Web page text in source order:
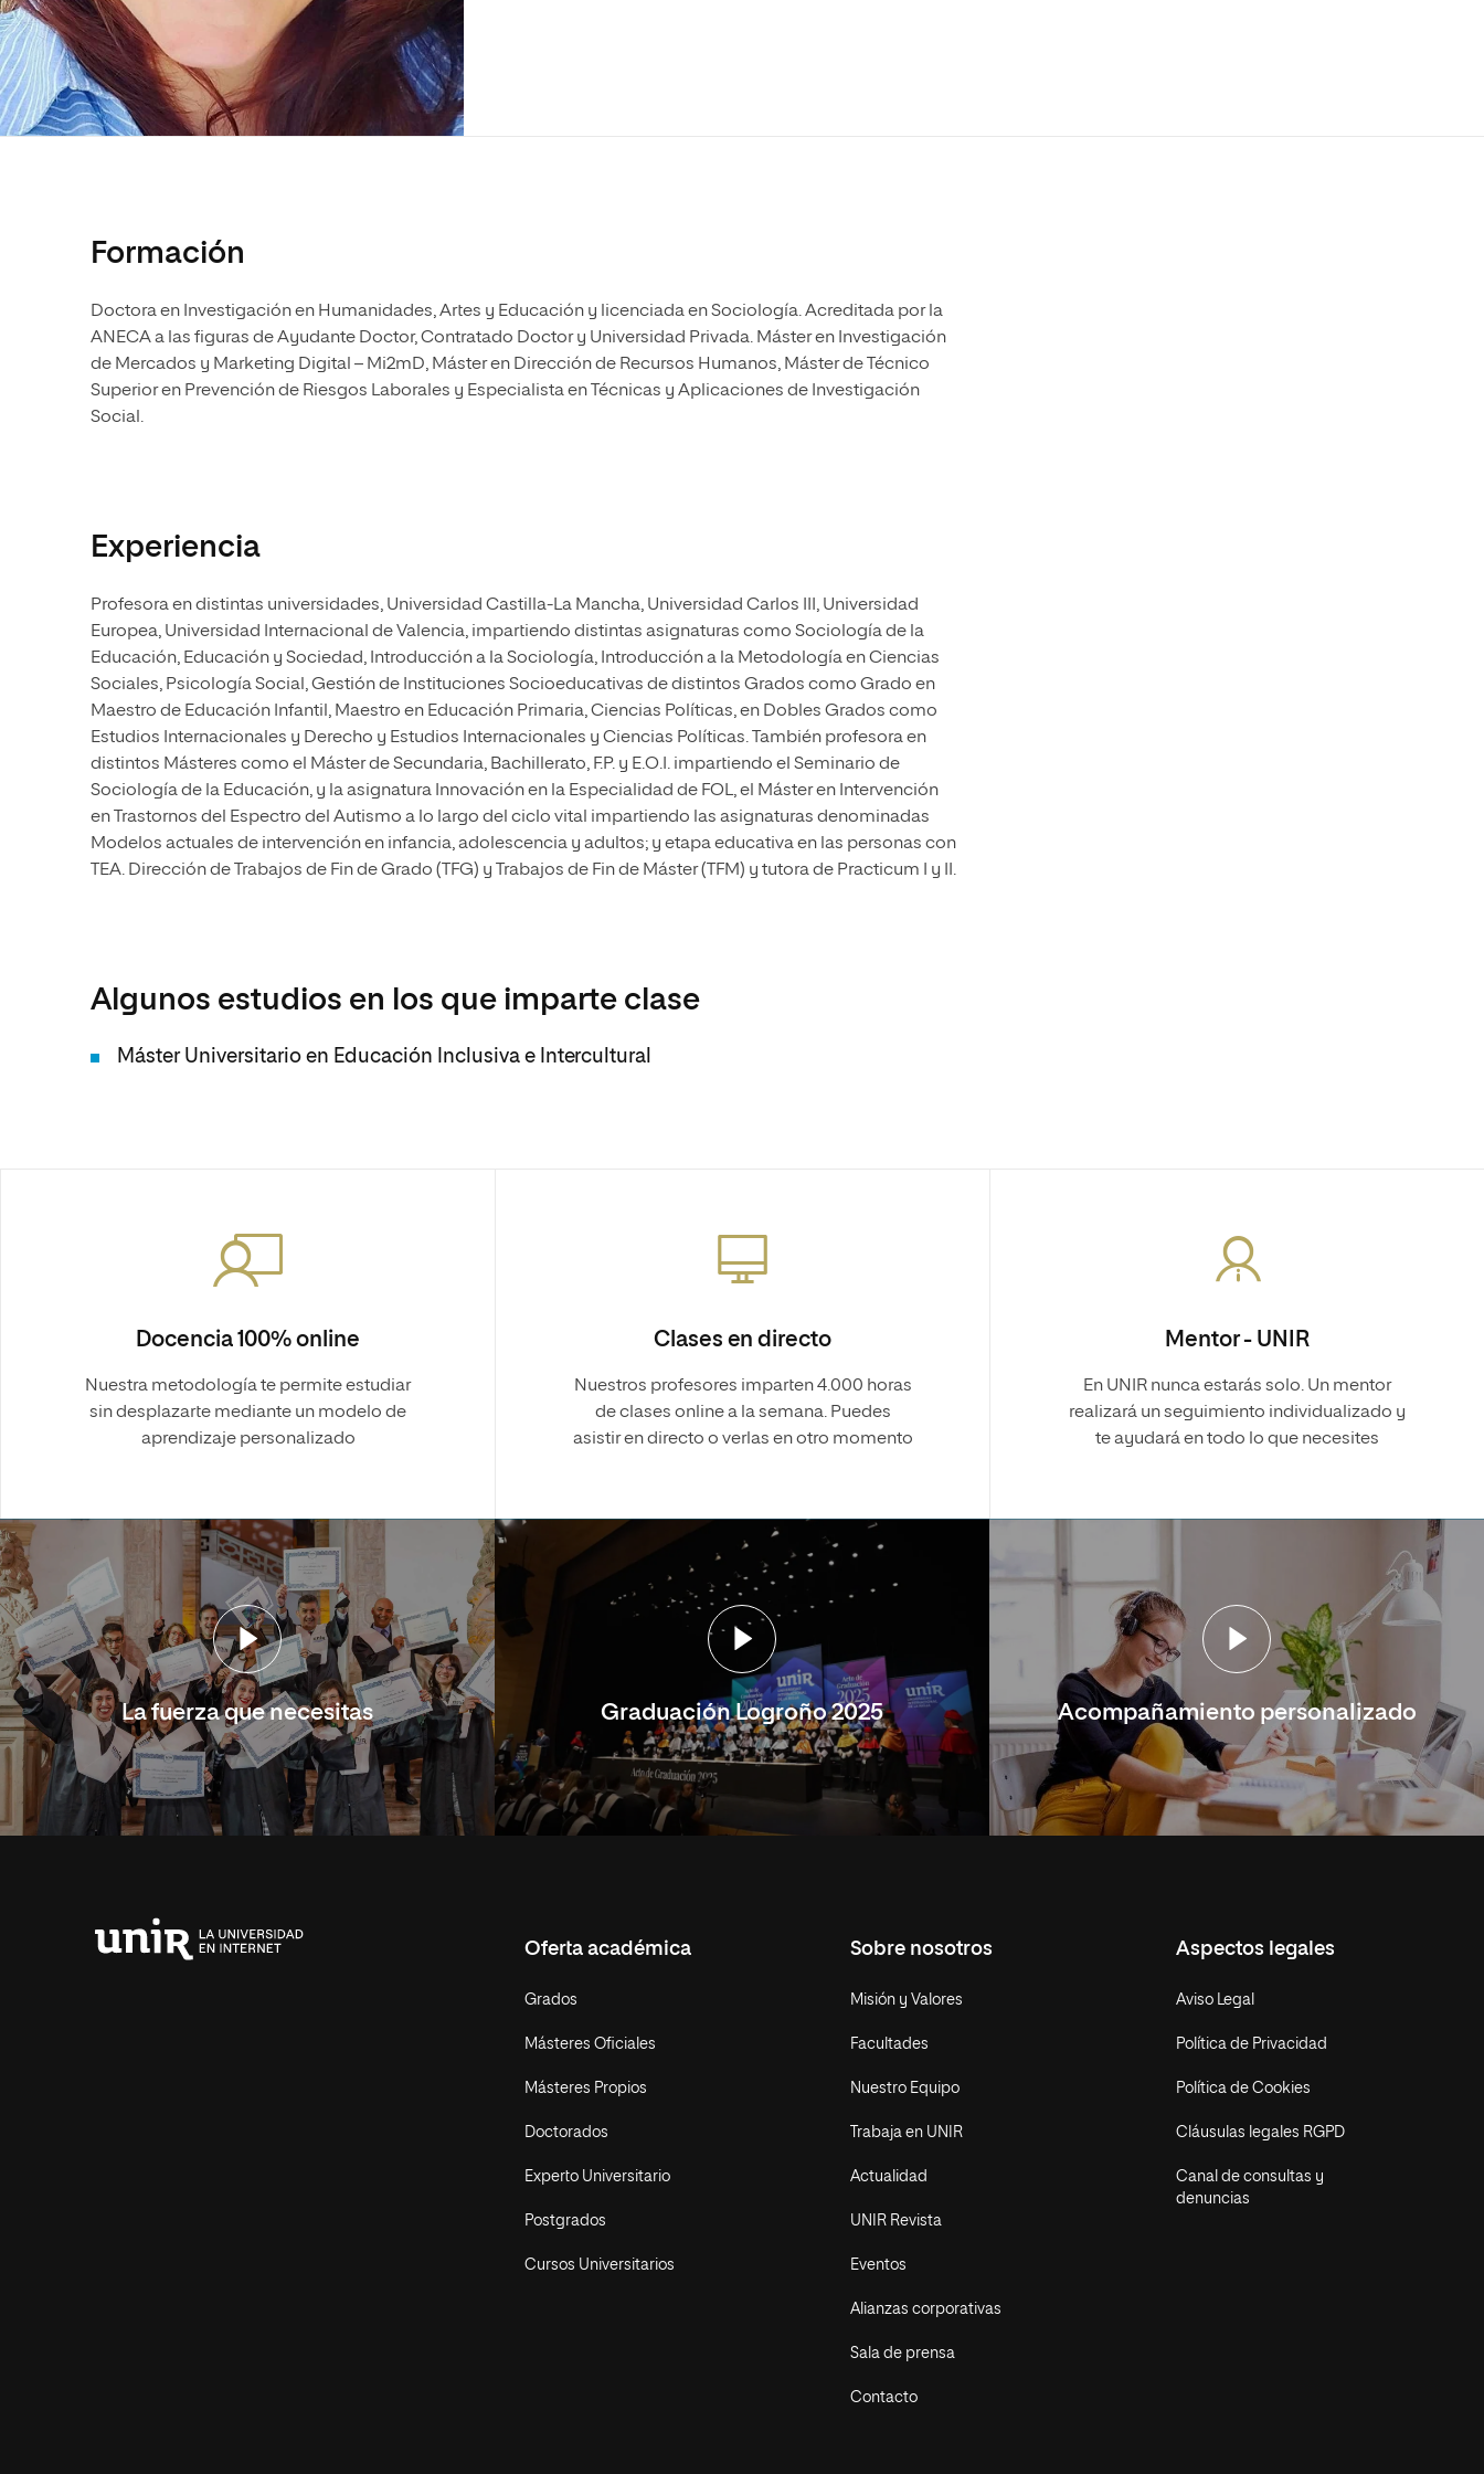
Ciencias Políticas y Relaciones
Internacionales
Ciencias de la Salud
Ciencias Sociales
Humanidades
Ingeniería y Tecnología
Diseño
Ciencias de la Salud
Ciencias Sociales
Internacional
Escuela de Humanidades
Normas de Organización y
Funcionamiento
Formación
Doctora en Investigación en Humanidades, Artes y Educación y licenciada en Sociología. Acreditada por la
ANECA a las figuras de Ayudante Doctor, Contratado Doctor y Universidad Privada. Máster en Investigación
de Mercados y Marketing Digital – Mi2mD, Máster en Dirección de Recursos Humanos, Máster de Técnico
Superior en Prevención de Riesgos Laborales y Especialista en Técnicas y Aplicaciones de Investigación
Social.
Experiencia
Profesora en distintas universidades, Universidad Castilla-La Mancha, Universidad Carlos III, Universidad
Europea, Universidad Internacional de Valencia, impartiendo distintas asignaturas como Sociología de la
Educación, Educación y Sociedad, Introducción a la Sociología, Introducción a la Metodología en Ciencias
Sociales, Psicología Social, Gestión de Instituciones Socioeducativas de distintos Grados como Grado en
Maestro de Educación Infantil, Maestro en Educación Primaria, Ciencias Políticas, en Dobles Grados como
Estudios Internacionales y Derecho y Estudios Internacionales y Ciencias Políticas. También profesora en
distintos Másteres como el Máster de Secundaria, Bachillerato, F.P. y E.O.I. impartiendo el Seminario de
Sociología de la Educación, y la asignatura Innovación en la Especialidad de FOL, el Máster en Intervención
en Trastornos del Espectro del Autismo a lo largo del ciclo vital impartiendo las asignaturas denominadas
Modelos actuales de intervención en infancia, adolescencia y adultos; y etapa educativa en las personas con
TEA. Dirección de Trabajos de Fin de Grado (TFG) y Trabajos de Fin de Máster (TFM) y tutora de Practicum I y II.
Algunos estudios en los que imparte clase
Máster Universitario en Educación Inclusiva e Intercultural
Docencia 100% online
Nuestra metodología te permite estudiar
sin desplazarte mediante un modelo de
aprendizaje personalizado
Clases en directo
Nuestros profesores imparten 4.000 horas
de clases online a la semana. Puedes
asistir en directo o verlas en otro momento
Mentor - UNIR
En UNIR nunca estarás solo. Un mentor
realizará un seguimiento individualizado y
te ayudará en todo lo que necesites
La fuerza que necesitas Graduación Logroño 2025 Acompañamiento personalizado
Oferta académica
Grados
Másteres Oficiales
Másteres Propios
Doctorados
Experto Universitario
Postgrados
Cursos Universitarios
Sobre nosotros
Misión y Valores
Facultades
Nuestro Equipo
Trabaja en UNIR
Actualidad
UNIR Revista
Eventos
Alianzas corporativas
Sala de prensa
Contacto
Aspectos legales
Aviso Legal
Política de Privacidad
Política de Cookies
Cláusulas legales RGPD
Canal de consultas y
denuncias